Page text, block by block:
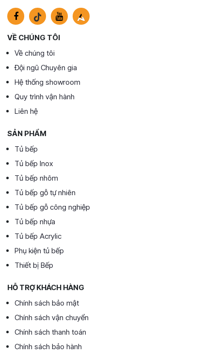
VỀ CHÚNG TÔI
Về chúng tôi
Đội ngũ Chuyên gia
Hệ thống showroom
Quy trình vận hành
Liên hệ
SẢN PHẨM
Tủ bếp
Tủ bếp Inox
Tủ bếp nhôm
Tủ bếp gỗ tự nhiên
Tủ bếp gỗ công nghiệp
Tủ bếp nhựa
Tủ bếp Acrylic
Phụ kiện tủ bếp
Thiết bị Bếp
HỖ TRỢ KHÁCH HÀNG
Chính sách bảo mật
Chính sách vận chuyển
Chính sách thanh toán
Chính sách bảo hành